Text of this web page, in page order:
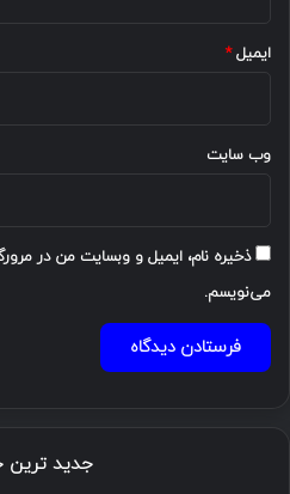
ایمیل*
وب‌ سایت
ذخیره نام، ایمیل و وبسایت من در
می‌نویسم.
جدید ترین